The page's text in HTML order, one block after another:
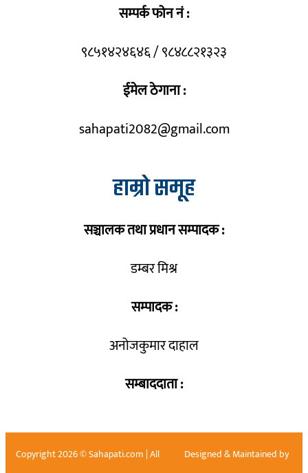
सम्पर्क फोन नं :
९८५१४२४६४६ / ९८४८८२१३२३
ईमेल ठेगाना :
sahapati2082@gmail.com
हाम्रो समूह
सञ्चालक तथा प्रधान सम्पादक :
डम्बर मिश्र
सम्पादक :
अनोजकुमार दाहाल
सम्बाददाता :
Copyright 2026 © Sahapati.com | All
Designed & Maintained by